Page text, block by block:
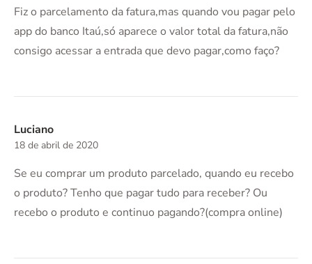
Fiz o parcelamento da fatura,mas quando vou pagar pelo
app do banco Itaú,só aparece o valor total da fatura,não
consigo acessar a entrada que devo pagar,como faço?
Luciano
18 de abril de 2020
Se eu comprar um produto parcelado, quando eu recebo
o produto? Tenho que pagar tudo para receber? Ou
recebo o produto e continuo pagando?(compra online)